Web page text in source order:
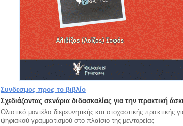
Συνδεσμος προς το βιβλίο
Σχεδιάζοντας σενάρια διδασκαλίας για την πρακτική
Ολιστικό μοντέλο διερευνητικής και στοχαστικής πρακτικής
ψηφιακού γραμματισμού στο πλαίσιο της μεντορείας